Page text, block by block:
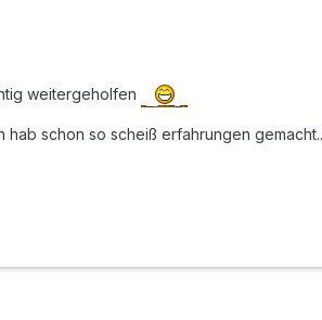
weitergeholfen
hab schon so scheiß erfahrungen